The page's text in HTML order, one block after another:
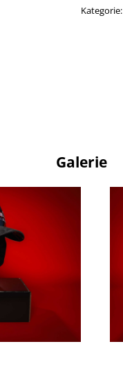
Kategorie:
Galerie